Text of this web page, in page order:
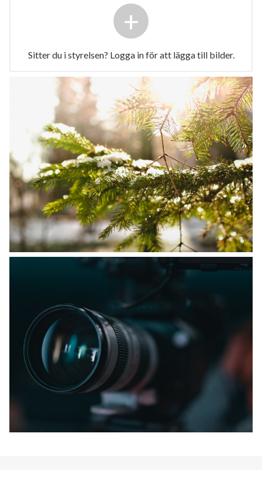
+
Sitter du i styrelsen? Logga in för att lägga till bilder.